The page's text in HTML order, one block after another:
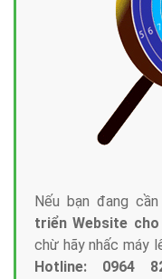
Nếu bạn đang
triển Website
chừ hãy nhấc máy
Hotline: 0964